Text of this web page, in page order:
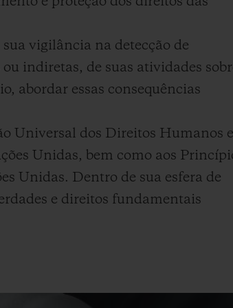
vigilância na detecção de
indiretas, de suas atividades
abordar essas consequências
Universal dos Direitos Humanos e
Unidas, bem como aos
Unidas. Dentro de sua esfera de
e direitos fundamentais
ENTREGA PROGRAMADA
ENTREGA E
DE